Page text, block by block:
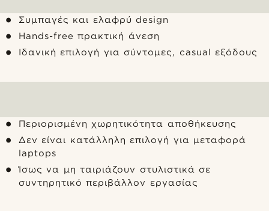
Συμπαγές και ελαφρύ design
Hands-free πρακτική άνεση
Ιδανική επιλογή για σύντομες, casual εξόδους
Περιορισμένη χωρητικότητα αποθήκευσης
Δεν είναι κατάλληλη επιλογή για μεταφορά
laptops
Ίσως να μη ταιριάζουν στυλιστικά σε
συντηρητικό περιβάλλον εργασίας